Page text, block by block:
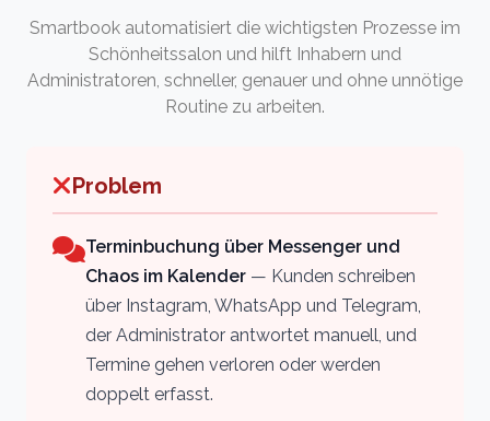
Smartbook automatisiert die wichtigsten Prozesse im
Schönheitssalon und hilft Inhabern und
Administratoren, schneller, genauer und ohne unnötige
Routine zu arbeiten.
Problem
Terminbuchung über Messenger und
Chaos im Kalender — Kunden schreiben
über Instagram, WhatsApp und Telegram,
der Administrator antwortet manuell, und
Termine gehen verloren oder werden
doppelt erfasst.